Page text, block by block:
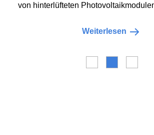
von hinterlüfteten
Weiterlesen